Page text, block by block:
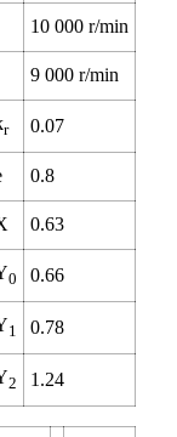
10 000r/min
9 000r/min
r 0.07
0.8
0.63
0 0.66
1 0.78
2 1.24